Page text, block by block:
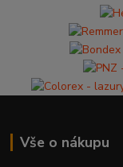
Vše o nákupu